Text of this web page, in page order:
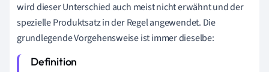
wird dieser Unterschied auch meist nicht erwähnt und der
spezielle Produktsatzin der Regelangewendet. Die
grundlegende Vorgehensweise ist immer dieselbe: